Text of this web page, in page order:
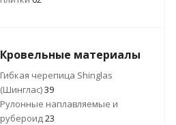
Кровельные материалы
Гибкая черепица Shinglas
(Шинглас)39
Рулонные наплавляемые и
рубероид23